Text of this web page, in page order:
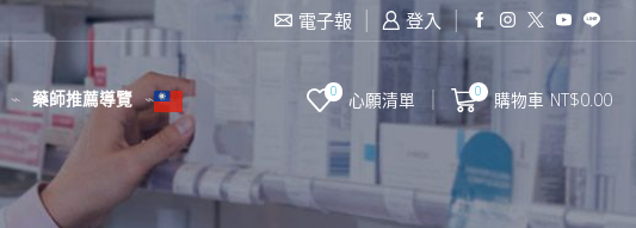
滿2000台幣免運費
電子報 登入
藥師推薦導覽 0 心願清單 0 購物車 NT$0.00